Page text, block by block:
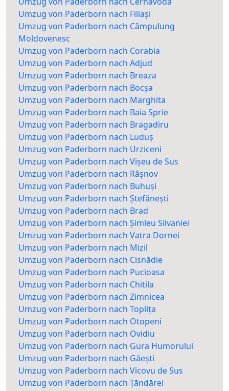
Umzug von Paderborn nach Filiași
Umzug von Paderborn nach Câmpulung
Moldovenesc
Umzug von Paderborn nach Corabia
Umzug von Paderborn nach Adjud
Umzug von Paderborn nach Breaza
Umzug von Paderborn nach Bocșa
Umzug von Paderborn nach Marghita
Umzug von Paderborn nach Baia Sprie
Umzug von Paderborn nach Bragadiru
Umzug von Paderborn nach Luduș
Umzug von Paderborn nach Urziceni
Umzug von Paderborn nach Vișeu de Sus
Umzug von Paderborn nach Râșnov
Umzug von Paderborn nach Buhuși
Umzug von Paderborn nach Ștefănești
Umzug von Paderborn nach Brad
Umzug von Paderborn nach Șimleu Silvaniei
Umzug von Paderborn nach Vatra Dornei
Umzug von Paderborn nach Mizil
Umzug von Paderborn nach Cisnădie
Umzug von Paderborn nach Pucioasa
Umzug von Paderborn nach Chitila
Umzug von Paderborn nach Zimnicea
Umzug von Paderborn nach Toplița
Umzug von Paderborn nach Otopeni
Umzug von Paderborn nach Ovidiu
Umzug von Paderborn nach Gura Humorului
Umzug von Paderborn nach Găești
Umzug von Paderborn nach Vicovu de Sus
Umzug von Paderborn nach Țăndărei